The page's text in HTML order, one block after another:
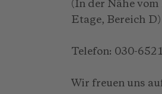
(In der Nähe
Etage, Bereich D)
Telefon: 030-
Wir freuen uns